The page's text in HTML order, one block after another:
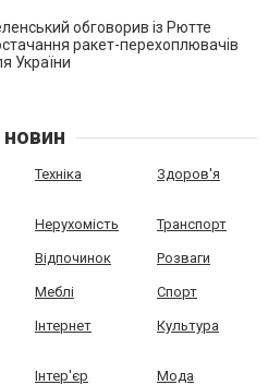
обговорив із Рютте
ракет-перехоплювачів
України
Техніка Здоров'я
Нерухомість Транспорт
Відпочинок Розваги
Меблі Спорт
Інтернет Культура
Інтер'єр Мода